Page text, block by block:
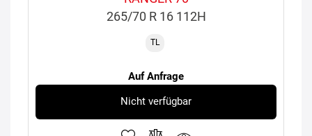
265/70 R 16 112H
TL
Auf Anfrage
Nicht verfügbar